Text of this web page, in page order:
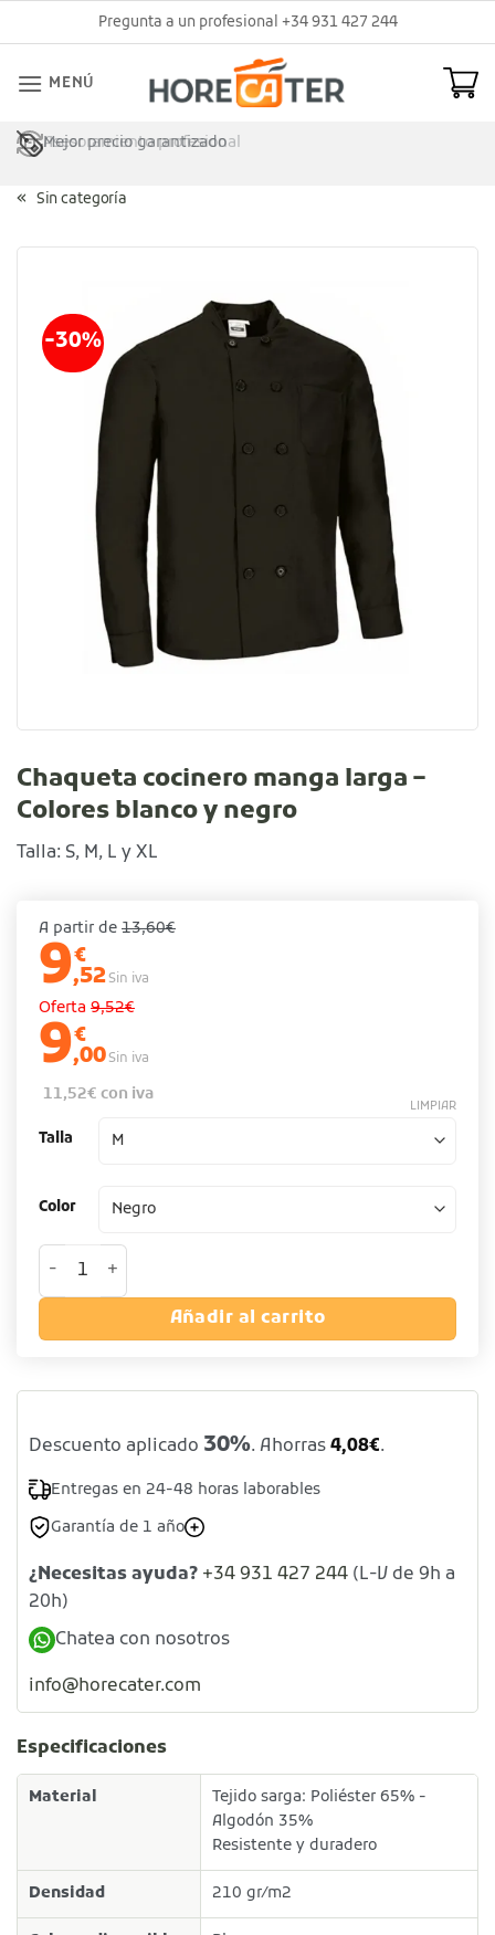
al
Pregunta a un profesional +34 931 427 244
MENÚ
Mejor precio garantizado
Asesoramiento profesional
Sin categoría
-30%
Chaqueta cocinero manga larga –
Colores blanco y negro
Talla: S, M, L y XL
A partir de 13,60€
9€
,52Sin iva
Oferta 9,52€
9€
,00Sin iva
11,52€ con iva
Talla
Color
LIMPIAR
Chaqueta cocinero manga larga - Colores blanco y negro
Añadir al carrito
Descuento aplicado 30%. Ahorras 4,08€.
Entregas en 24-48 horas laborables
Garantía de 1 año
¿Necesitas ayuda? +34 931 427 244 (L-V de 9h a
20h)
Chatea con nosotros
info@horecater.com
Especificaciones
Material
Tejido sarga: Poliéster 65% -
Algodón 35%
Resistente y duradero
Densidad 210 gr/m2